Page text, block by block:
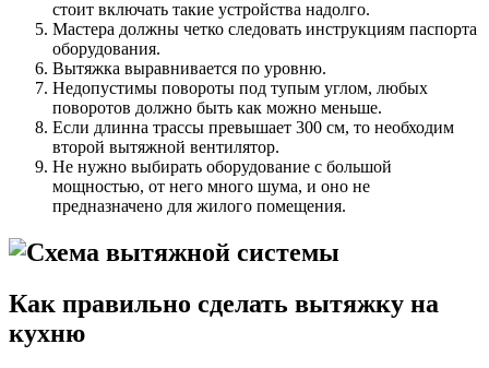
стоит включать такие устройства надолго.
Мастера должны четко следовать инструкциям паспорта
оборудования.
Вытяжка выравнивается по уровню.
Недопустимы повороты под тупым углом, любых
поворотов должно быть как можно меньше.
Если длинна трассы превышает 300 см, то необходим
второй вытяжной вентилятор.
Не нужно выбирать оборудование с большой
мощностью, от него много шума, и оно не
предназначено для жилого помещения.
Как правильно сделать вытяжку на
кухню